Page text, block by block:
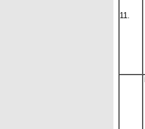
11.